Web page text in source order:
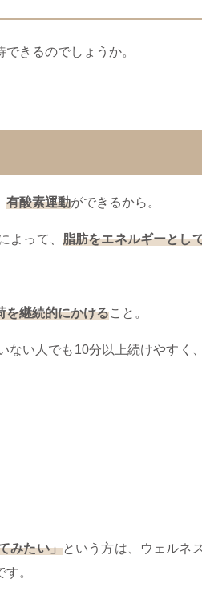
きるのでしょうか。
有酸素運動ができるから。
よって、 脂肪をエネルギーとし
を継続的にかけること。
ない人でも10分以上続けやすく
みたい」という方は、ウェルネ
。